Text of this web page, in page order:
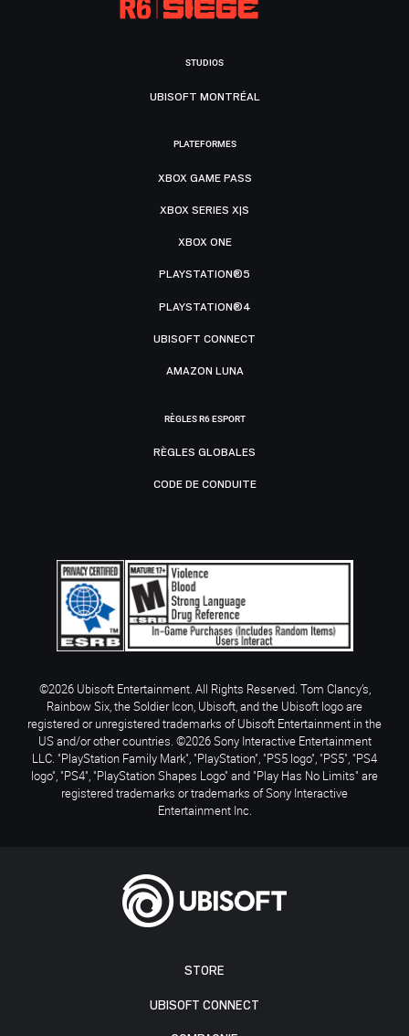
STORE
UBISOFT CONNECT
STUDIOS
UBISOFT MONTRÉAL
PLATEFORMES
XBOX GAME PASS
XBOX SERIES X|S
XBOX ONE
PLAYSTATION®5
PLAYSTATION®4
UBISOFT CONNECT
AMAZON LUNA
RÈGLES R6 ESPORT
RÈGLES GLOBALES
CODE DE CONDUITE
©2026 Ubisoft Entertainment. All Rights Reserved. Tom Clancy’s,
Rainbow Six, the Soldier Icon, Ubisoft, and the Ubisoft logo are
registered or unregistered trademarks of Ubisoft Entertainment in the
US and/or other countries. ©2026 Sony Interactive Entertainment
LLC. "PlayStation Family Mark", "PlayStation", "PS5 logo", "PS5", "PS4
logo", "PS4", "PlayStation Shapes Logo" and "Play Has No Limits" are
registered trademarks or trademarks of Sony Interactive
Entertainment Inc.